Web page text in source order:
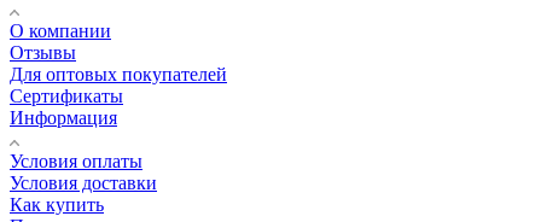
О компании
Отзывы
Для оптовых покупателей
Сертификаты
Информация
Условия оплаты
Условия доставки
Как купить